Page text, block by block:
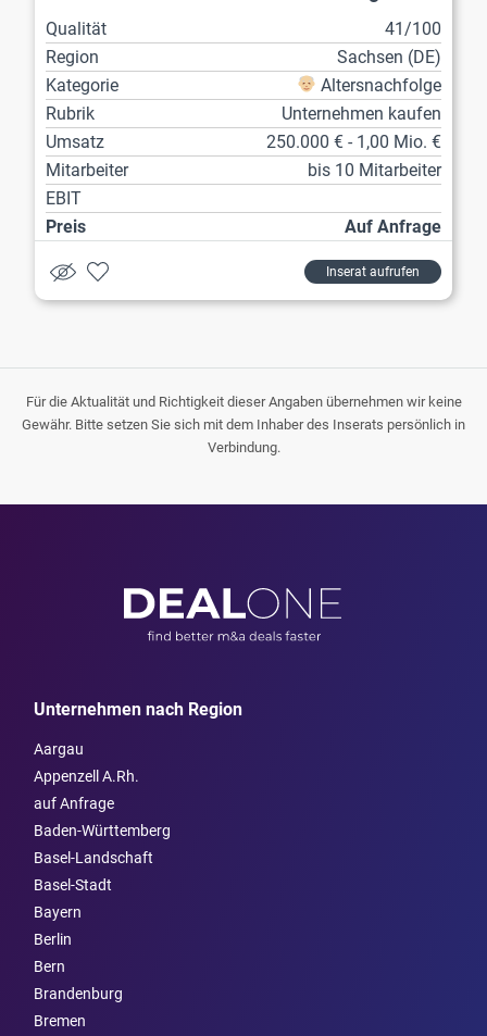
Qualität
41/100
Region
Sachsen (DE)
Kategorie
Altersnachfolge
Rubrik
Unternehmen kaufen
Umsatz
250.000 € - 1,00 Mio. €
Mitarbeiter
bis 10 Mitarbeiter
EBIT
Preis
Auf Anfrage
Inserat aufrufen
Für die Aktualität und Richtigkeit dieser Angaben übernehmen wir keine
Gewähr. Bitte setzen Sie sich mit dem Inhaber des Inserats persönlich in
Verbindung.
Unternehmen nach Region
Aargau
Appenzell A.Rh.
auf Anfrage
Baden-Württemberg
Basel-Landschaft
Basel-Stadt
Bayern
Berlin
Bern
Brandenburg
Bremen